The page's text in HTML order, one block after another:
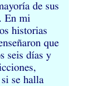
de sus
En mi
historias
que
seis días y
se halla